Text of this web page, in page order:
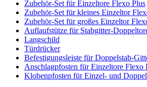
Zubehör-Set für Einzeltore Flexo Plus
Zubehör-Set für kleines Einzeltor
Zubehör-Set für großes Einzeltor
Auflaufstütze für Stabgitter-
Langschild
Türdrücker
Befestigungsleiste für Doppelstab-
Anschlagpfosten für Einzeltore Flexo
Klobenpfosten für Einzel- und